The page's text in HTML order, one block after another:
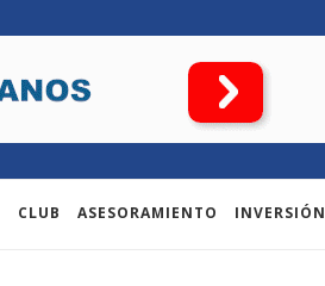
CLUB ASESORAMIENTO INVERSIÓN